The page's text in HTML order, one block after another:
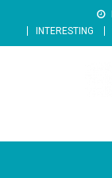
content
INTERESTING